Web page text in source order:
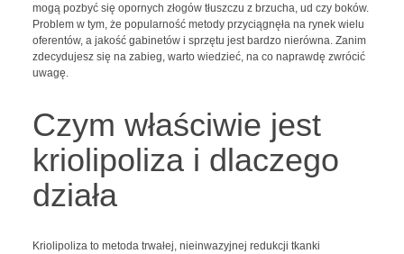
mogą pozbyć się opornych złogów tłuszczu z brzucha, ud czy boków.
Problem w tym, że popularność metody przyciągnęła na rynek wielu
oferentów, a jakość gabinetów i sprzętu jest bardzo nierówna. Zanim
zdecydujesz się na zabieg, warto wiedzieć, na co naprawdę zwrócić
uwagę.
Czym właściwie jest
kriolipoliza i dlaczego
działa
Kriolipoliza to metoda trwałej, nieinwazyjnej redukcji tkanki